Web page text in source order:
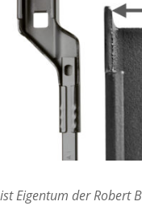
Eigentum der Robert